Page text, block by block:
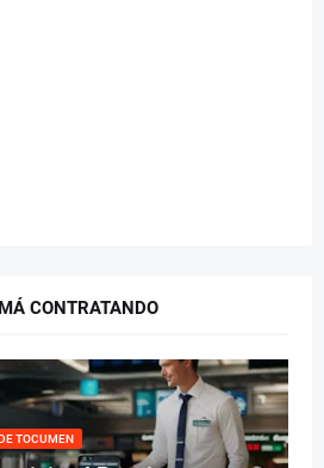
CONTRATANDO
TOCUMEN